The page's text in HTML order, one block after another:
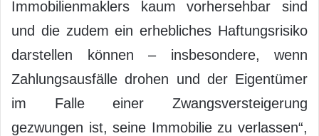
Immobilienmaklers kaum vorhersehbar sind
und die zudem ein erhebliches Haftungsrisiko
darstellen können – insbesondere, wenn
Zahlungsausfälle drohen und der Eigentümer
im Falle einer Zwangsversteigerung
gezwungen ist, seine Immobilie zu verlassen“,